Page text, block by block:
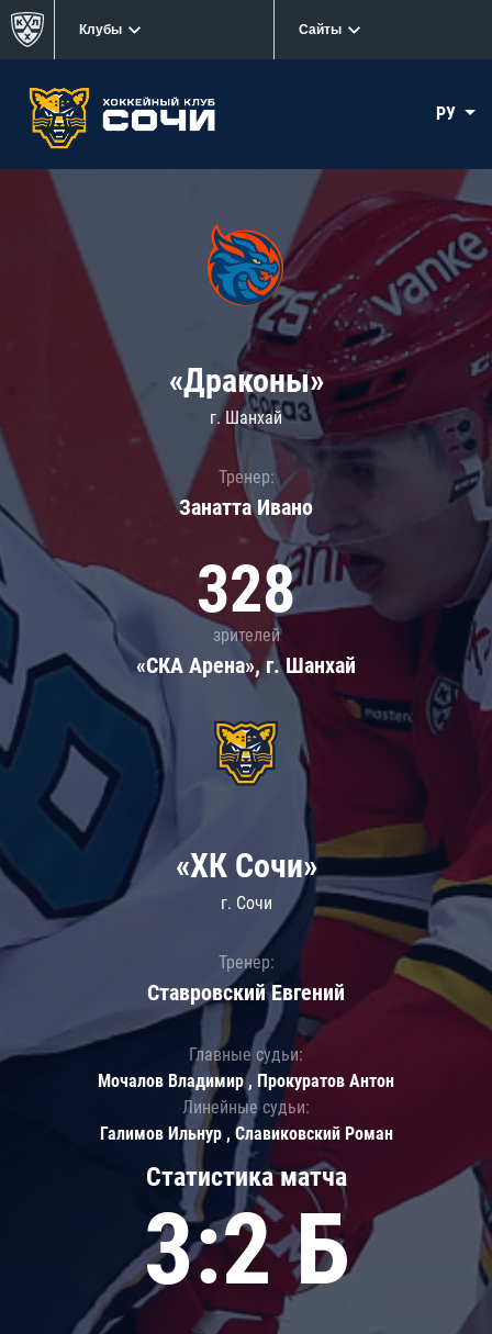
Клубы Сайты
РУ
«Драконы»
г. Шанхай
Тренер:
Занатта Иванo
328
зрителей
«СКА Арена», г. Шанхай
Статистика матча
3:2 Б
«ХК Сочи»
г. Сочи
Тренер:
Ставровский Евгений
Главные судьи:
Мочалов Владимир , Прокуратов Антон
Линейные судьи:
Галимов Ильнур , Славиковский Роман